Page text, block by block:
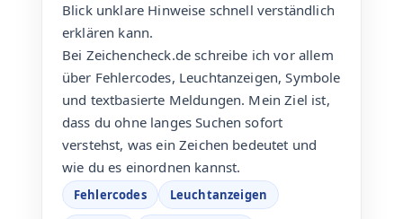
Blick unklare Hinweise schnell verständlich
erklären kann.
Bei Zeichencheck.de schreibe ich vor allem
über Fehlercodes, Leuchtanzeigen, Symbole
und textbasierte Meldungen. Mein Ziel ist,
dass du ohne langes Suchen sofort
verstehst, was ein Zeichen bedeutet und
wie du es einordnen kannst.
Fehlercodes Leuchtanzeigen